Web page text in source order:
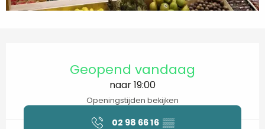
Geopend vandaag
naar 19:00
Openingstijden bekijken
02 98 66 16 ▒▒